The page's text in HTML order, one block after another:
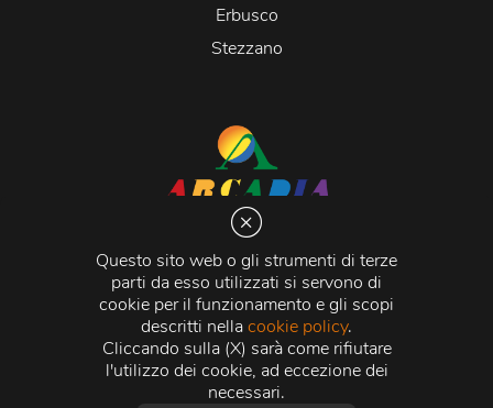
Questo sito web o gli strumenti di terze
parti da esso utilizzati si servono di
cookie per il funzionamento e gli scopi
descritti nellacookie policy.
Cliccando sulla (X) sarà come rifiutare
l'utilizzo dei cookie, ad eccezione dei
necessari.
Erbusco
Stezzano
Via Martiri della Libertà 20066 Melzo (MI)
C.C.I.A.A. - R.E.A di Milano n. 1427910
Registro delle Imprese di Milano n. 338392 -
Fiscale e Partita Iva11015840157 | Capitale Sociale
500.000,00 i.v.
Credits:Crea Informatica S.r.l. 2026 © Tutti i diritti
riservati.